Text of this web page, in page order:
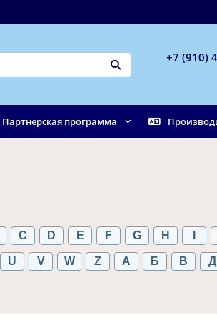
+7 (910)
Партнерская программа
C D E F G H
U V W Z А Б В Д